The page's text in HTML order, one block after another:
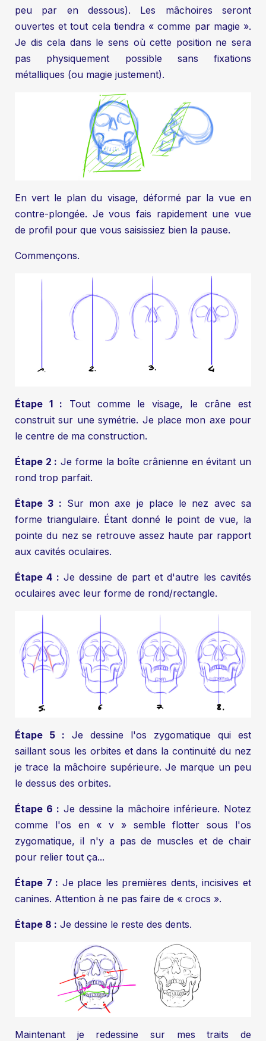
peu par en dessous). Les mâchoires seront
ouvertes et tout cela tiendra « comme par magie ».
Je dis cela dans le sens où cette position ne sera
pas physiquement possible sans fixations
métalliques (ou magie justement).
En vert le plan du visage, déformé par la vue en
contre-plongée. Je vous fais rapidement une vue
de profil pour que vous saisissiez bien la pause.
Commençons.
Étape 1 : Tout comme le visage, le crâne est
construit sur une symétrie. Je place mon axe pour
le centre de ma construction.
Étape 2 : Je forme la boîte crânienne en évitant un
rond trop parfait.
Étape 3 : Sur mon axe je place le nez avec sa
forme triangulaire. Étant donné le point de vue, la
pointe du nez se retrouve assez haute par rapport
aux cavités oculaires.
Étape 4 : Je dessine de part et d'autre les cavités
oculaires avec leur forme de rond/rectangle.
Étape 5 : Je dessine l'os zygomatique qui est
saillant sous les orbites et dans la continuité du nez
je trace la mâchoire supérieure. Je marque un peu
le dessus des orbites.
Étape 6 : Je dessine la mâchoire inférieure. Notez
comme l'os en « v » semble flotter sous l'os
zygomatique, il n'y a pas de muscles et de chair
pour relier tout ça...
Étape 7 : Je place les premières dents, incisives et
canines. Attention à ne pas faire de « crocs ».
Étape 8 : Je dessine le reste des dents.
Maintenant je redessine sur mes traits de